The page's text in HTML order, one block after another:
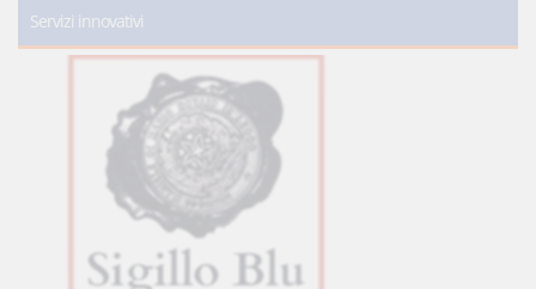
Servizi innovativi